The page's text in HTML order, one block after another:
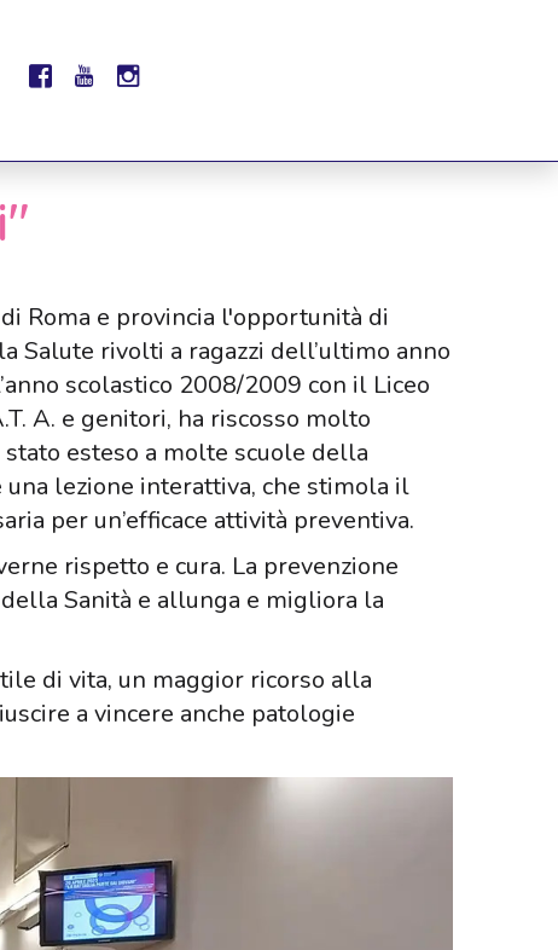
Roma e provincia l'opportunità di
Salute rivolti a ragazzi dell’ultimo anno
scolastico 2008/2009 con il Liceo
A. e genitori, ha riscosso molto
esteso a molte scuole della
lezione interattiva, che stimola il
per un’efficace attività preventiva.
rispetto e cura. La prevenzione
Sanità e allunga e migliora la
di vita, un maggior ricorso alla
a vincere anche patologie